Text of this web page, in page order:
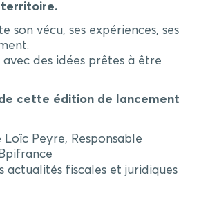
son vécu, ses expériences, ses
des idées prêtes à être
cette édition de lancement
Peyre, Responsable
actualités fiscales et juridiques